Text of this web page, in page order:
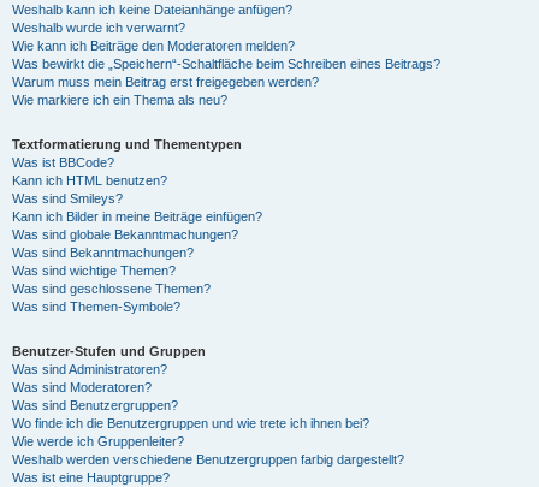
Weshalb kann ich keine Dateianhänge anfügen?
Weshalb wurde ich verwarnt?
Wie kann ich Beiträge den Moderatoren melden?
Was bewirkt die „Speichern“-Schaltfläche beim Schreiben eines Beitrags?
Warum muss mein Beitrag erst freigegeben werden?
Wie markiere ich ein Thema als neu?
Textformatierung und Thementypen
Was ist BBCode?
Kann ich HTML benutzen?
Was sind Smileys?
Kann ich Bilder in meine Beiträge einfügen?
Was sind globale Bekanntmachungen?
Was sind Bekanntmachungen?
Was sind wichtige Themen?
Was sind geschlossene Themen?
Was sind Themen-Symbole?
Benutzer-Stufen und Gruppen
Was sind Administratoren?
Was sind Moderatoren?
Was sind Benutzergruppen?
Wo finde ich die Benutzergruppen und wie trete ich ihnen bei?
Wie werde ich Gruppenleiter?
Weshalb werden verschiedene Benutzergruppen farbig dargestellt?
Was ist eine Hauptgruppe?